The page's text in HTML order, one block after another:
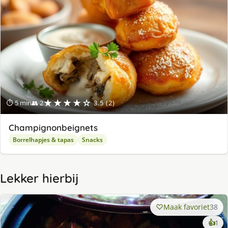
⏱ 5 min👥 2★★★★☆ 3.5 (2)
Champignonbeignets
Borrelhapjes & tapas Snacks
Lekker hierbij
Maak favoriet38
👍1